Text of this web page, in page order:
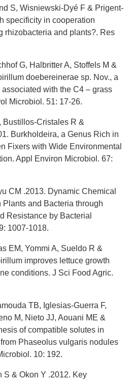
S, Wisniewski-Dyé F & Prigent-
specificity in cooperation
rhizobacteria and plants?. Res
G, Halbritter A, Stoffels M &
doebereinerae sp. Nov., a
with the C4 – grass
Microbiol. 51: 17-26.
Bustillos-Cristales R &
Burkholdeira, a Genus Rich in
Fixers with Wide Environmental
Appl Environ Microbiol. 67:
CM .2013. Dynamic Chemical
and Bacteria through
Resistance by Bacterial
1007-1018.
EM, Yommi A, Sueldo R &
improves lettuce growth
conditions. J Sci Food Agric.
TB, Iglesias-Guerra F,
M, Nieto JJ, Aouani ME &
of compatible solutes in
Phaseolus vulgaris nodules
10: 192.
S & Okon Y .2012. Key